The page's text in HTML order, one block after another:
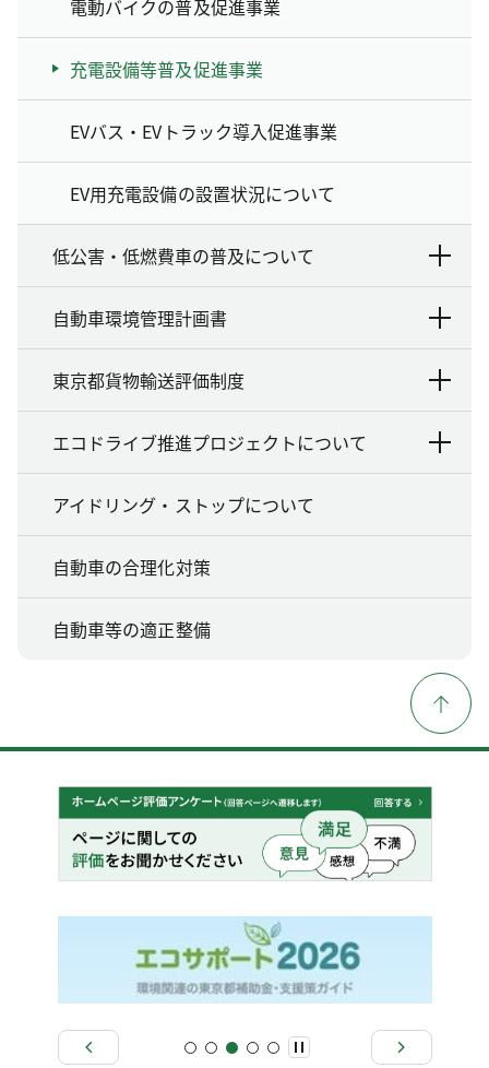
電動バイクの普及促進事業
充電設備等普及促進事業
EVバス・EVトラック導入促進事業
EV用充電設備の設置状況について
低公害・低燃費車の普及について
自動車環境管理計画書
東京都貨物輸送評価制度
エコドライブ推進プロジェクトについて
アイドリング・ストップについて
自動車の合理化対策
自動車等の適正整備